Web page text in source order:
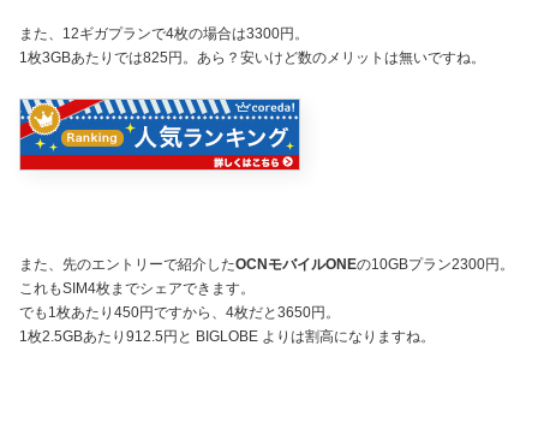
また、12ギガプランで4枚の場合は3300円。
1枚3GBあたりでは825円。あら？安いけど数のメリットは無いですね。
また、先のエントリーで紹介したOCNモバイルONEの10GBプラン2300円。
これもSIM4枚までシェアできます。
でも1枚あたり450円ですから、4枚だと3650円。
1枚2.5GBあたり912.5円と BIGLOBE よりは割高になりますね。